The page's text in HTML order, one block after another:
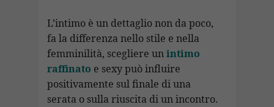
L’intimo è un dettaglio non da poco,
fa la differenza nello stile e nella
femminilità, scegliere unintimo
raffinato e sexy può influire
positivamente sul finale di una
serata o sulla riuscita di un incontro.